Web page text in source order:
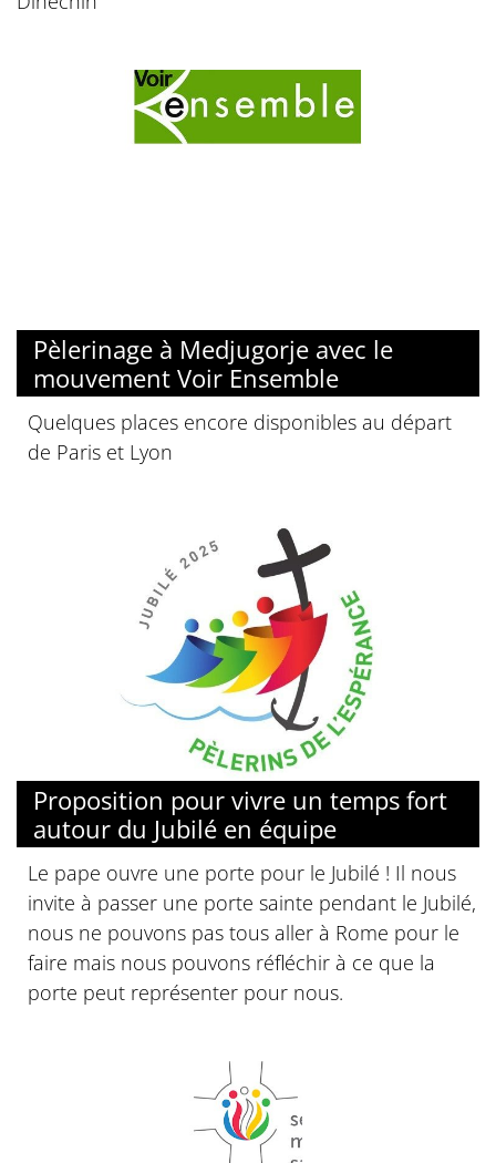
Pèlerinage à Medjugorje avec le
mouvement Voir Ensemble
Quelques places encore disponibles au départ
de Paris et Lyon
Proposition pour vivre un temps fort
autour du Jubilé en équipe
Le pape ouvre une porte pour le Jubilé ! Il nous
invite à passer une porte sainte pendant le Jubilé,
nous ne pouvons pas tous aller à Rome pour le
faire mais nous pouvons réfléchir à ce que la
porte peut représenter pour nous.